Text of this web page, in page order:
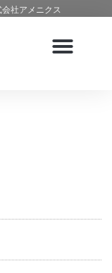
社アメニクス